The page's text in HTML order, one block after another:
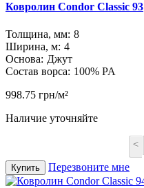
Ковролин Condor Classic 93
Толщина, мм: 8
Ширина, м: 4
Основа: Джут
Состав ворса: 100% PA
998.75 грн/м²
Наличие уточняйте
<
Купить Перезвоните мне